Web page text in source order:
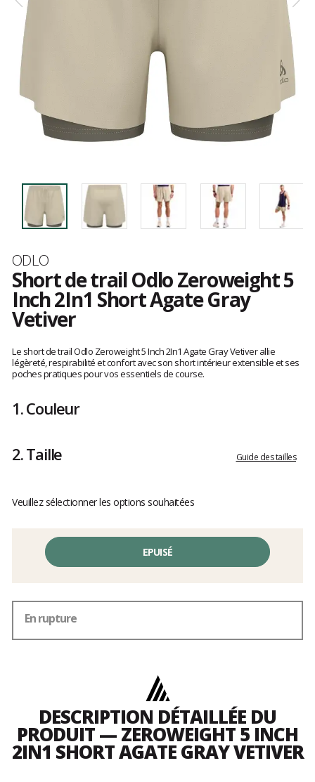
Marque
ODLO
Short de trail Odlo Zeroweight 5
Inch 2In1 Short Agate Gray
Vetiver
avis
clients
Le short de trail Odlo Zeroweight 5 Inch 2In1 Agate Gray Vetiver allie
légèreté, respirabilité et confort avec son short intérieur extensible et ses
poches pratiques pour vos essentiels de course.
1.Couleur
2.Taille Guide des tailles
Veuillez sélectionner les options souhaitées
EPUISÉ
En rupture
DESCRIPTION DÉTAILLÉE DU
PRODUIT — ZEROWEIGHT 5 INCH
2IN1 SHORT AGATE GRAY VETIVER